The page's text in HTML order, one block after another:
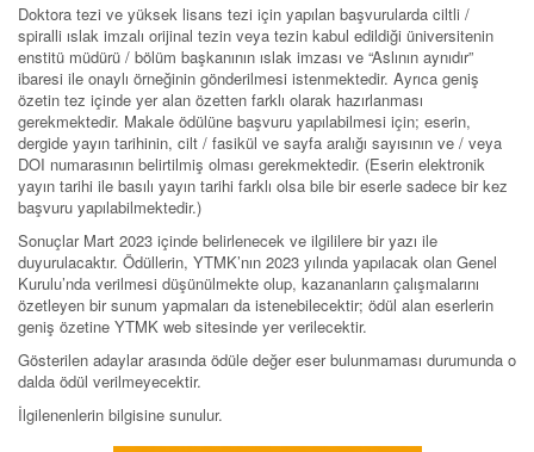
Doktora tezi ve yüksek lisans tezi için yapılan başvurularda ciltli /
spiralli ıslak imzalı orijinal tezin veya tezin kabul edildiği üniversitenin
enstitü müdürü / bölüm başkanının ıslak imzası ve “Aslının aynıdır”
ibaresi ile onaylı örneğinin gönderilmesi istenmektedir. Ayrıca geniş
özetin tez içinde yer alan özetten farklı olarak hazırlanması
gerekmektedir. Makale ödülüne başvuru yapılabilmesi için; eserin,
dergide yayın tarihinin, cilt / fasikül ve sayfa aralığı sayısının ve / veya
DOI numarasının belirtilmiş olması gerekmektedir. (Eserin elektronik
yayın tarihi ile basılı yayın tarihi farklı olsa bile bir eserle sadece bir kez
başvuru yapılabilmektedir.)
Sonuçlar Mart 2023 içinde belirlenecek ve ilgililere bir yazı ile
duyurulacaktır. Ödüllerin, YTMK’nın 2023 yılında yapılacak olan Genel
Kurulu’nda verilmesi düşünülmekte olup, kazananların çalışmalarını
özetleyen bir sunum yapmaları da istenebilecektir; ödül alan eserlerin
geniş özetine YTMK web sitesinde yer verilecektir.
Gösterilen adaylar arasında ödüle değer eser bulunmaması durumunda o
dalda ödül verilmeyecektir.
İlgilenenlerin bilgisine sunulur.